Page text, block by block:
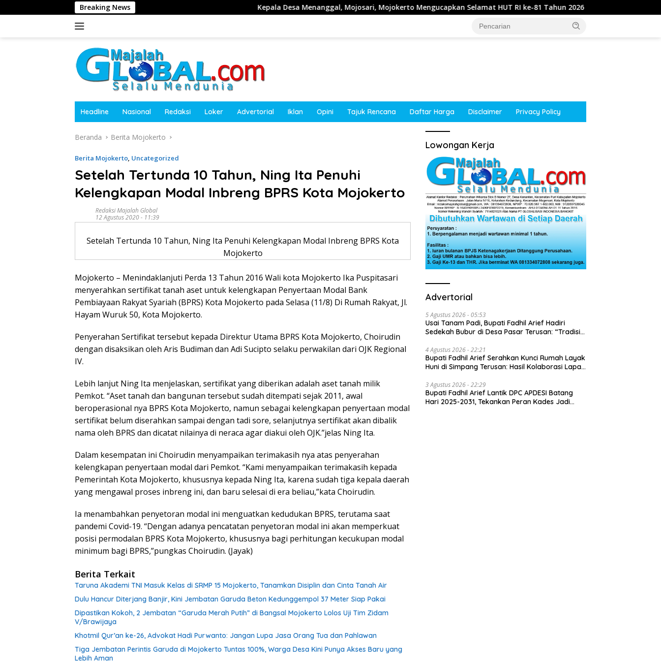
ke
Breaking News Kepala Desa Menanggal, Mojosari, Mojokerto Mengucapkan Selamat HUT RI ke-81 Tahun 2026 Kepala Desa Kupang, Jetis,
Headline Nasional Redaksi Loker Advertorial Iklan Opini Tajuk Rencana Daftar Harga Disclaimer Privacy Policy
Beranda Berita Mojokerto
Berita Mojokerto, Uncategorized
Setelah Tertunda 10 Tahun, Ning Ita Penuhi
Kelengkapan Modal Inbreng BPRS Kota Mojokerto
Redaksi Majalah Global
12 Agustus 2020 - 11:39
Setelah Tertunda 10 Tahun, Ning Ita Penuhi Kelengkapan Modal Inbreng BPRS Kota
Mojokerto
Mojokerto – Menindaklanjuti Perda 13 Tahun 2016 Wali kota Mojokerto Ika Puspitasari
menyerahkan sertifikat tanah aset untuk kelengkapan Penyertaan Modal Bank
Pembiayaan Rakyat Syariah (BPRS) Kota Mojokerto pada Selasa (11/8) Di Rumah Rakyat, Jl.
Hayam Wuruk 50, Kota Mojokerto.
Penyerahan Sertifikat tersebut kepada Direktur Utama BPRS Kota Mojokerto, Choirudin
dengan disaksikan oleh Aris Budiman dan Adi Sucipto selaku perwakilan dari OJK Regional
IV.
Lebih lanjut Ning Ita menjelaskan, sertifikat yang diberikan adalah aset tanah milik
Pemkot. “Aset tanah dan bangunan tersebut sudah ditempati sejak 2011, awal
beroperasional nya BPRS Kota Mojokerto, namun sebagai kelengkapan penyertaan modal
sertifikat belum diserahkan sampai dengan tadi sore, selanjutnya sertifikat akan dibalik
nama oleh BPRS dan dicatat nilainya di neraca agar diakui oleh OJK.”jelas Ning Ita.
Dalam kesempatan ini Choirudin menyampaikan terimakasih nya atas penyerahan
kelengkapan penyertaan modal dari Pemkot. “Kami menyampaikan terimakasih kepada
Pemerintah Kota Mojokerto, khususnya kepada Ning Ita, karena sudah tiga kepala daerah
yang mengawal proses inbreng ini, dan baru selesai di era beliau,”kata Choirudin.
Ia menambahkan penyetoran modal ini menguatkan kedudukan BPRS, terutama saat
pandemi Covid-19. “Dengan adanya pencatatan penyetoran modal ini akan memperkuat
posisi permodalan BPRS Kota Mojokerto, khususnya bagi perhitungan kecukupan modal
minimum bagi BPRS,”pungkas Choirudin. (Jayak)
Berita Terkait
Taruna Akademi TNI Masuk Kelas di SRMP 15 Mojokerto, Tanamkan Disiplin dan Cinta Tanah Air
Dulu Hancur Diterjang Banjir, Kini Jembatan Garuda Beton Kedunggempol 37 Meter Siap Pakai
Dipastikan Kokoh, 2 Jembatan “Garuda Merah Putih” di Bangsal Mojokerto Lolos Uji Tim Zidam
V/Brawijaya
Khotmil Qur’an ke-26, Advokat Hadi Purwanto: Jangan Lupa Jasa Orang Tua dan Pahlawan
Tiga Jembatan Perintis Garuda di Mojokerto Tuntas 100%, Warga Desa Kini Punya Akses Baru yang
Lebih Aman
Lowongan Kerja
Advertorial
5 Agustus 2026 - 05:53
Usai Tanam Padi, Bupati Fadhil Arief Hadiri
Sedekah Bubur di Desa Pasar Terusan: “Tradisi
4 Agustus 2026 - 22:21
Bupati Fadhil Arief Serahkan Kunci Rumah Layak
Huni di Simpang Terusan: Hasil Kolaborasi Lapas
3 Agustus 2026 - 22:29
Bupati Fadhil Arief Lantik DPC APDESI Batang
Hari 2025-2031, Tekankan Peran Kades Jadi